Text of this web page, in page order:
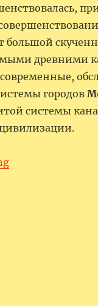
большой
древними
городов
системы
“История